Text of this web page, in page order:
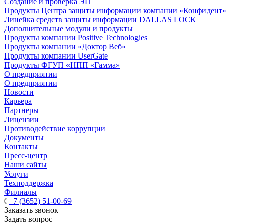
Продукты Центра защиты информации компании «Конфидент»
Линейка средств защиты информации DALLAS LOCK
Дополнительные модули и продукты
Продукты компании Positive Technologies
Продукты компании «Доктор Веб»
Продукты компании UserGate
Продукты ФГУП «НПП «Гамма»
О предприятии
О предприятии
Новости
Карьера
Партнеры
Лицензии
Противодействие коррупции
Документы
Контакты
Пресс-центр
Наши сайты
Услуги
Техподдержка
Филиалы
+7 (3652) 51-00-69
Заказать звонок
Задать вопрос